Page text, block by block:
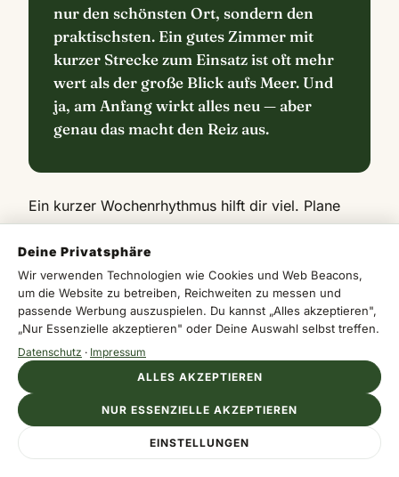
nur den schönsten Ort, sondern den
praktischsten. Ein gutes Zimmer mit
kurzer Strecke zum Einsatz ist oft mehr
wert als der große Blick aufs Meer. Und
ja, am Anfang wirkt alles neu — aber
genau das macht den Reiz aus.
Ein kurzer Wochenrhythmus hilft dir viel. Plane
feste Tage für Einkäufe, Behördengänge und
Freizeit ein. So bleibt dein Aufenthalt geordnet,
auch wenn die Insel ständig nach Ausflug aussieht.
Für freie Tage eignen sich Weinregionen,
Küstenorte und Bergdörfer am besten. Du musst
nicht jeden freien Nachmittag mit einem großen
Trip füllen. Oft reicht schon ein halber Tag, um
Zypern wirklich zu erleben.
Deine Privatsphäre
Wir verwenden Technologien wie Cookies und Web Beacons,
um die Website zu betreiben, Reichweiten zu messen und
passende Werbung auszuspielen. Du kannst „Alles akzeptieren",
„Nur Essenzielle akzeptieren" oder Deine Auswahl selbst treffen.
Datenschutz · Impressum
EINSTELLUNGEN
NUR ESSENZIELLE AKZEPTIEREN
ALLES AKZEPTIEREN